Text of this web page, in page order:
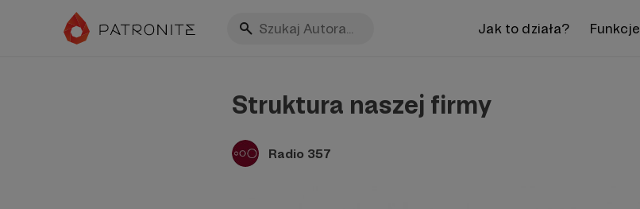
Jak to działa? Funkcje
Struktura naszej firmy
Radio 357